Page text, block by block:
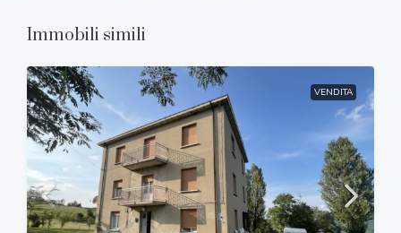
Immobili simili
VENDITA